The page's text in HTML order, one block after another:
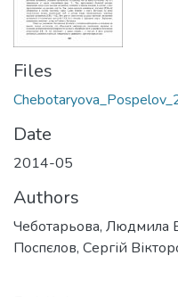
Files
Date
2014-05
Authors
Чеботарьова, Людмила
Поспєлов, Сергій